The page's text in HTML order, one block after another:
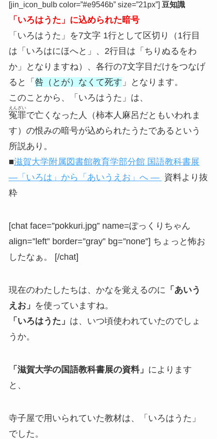
[jin_icon_bulb color=”#e9546b” size=”21px”] 豆知識
「いろはうた」に込められた暗号
「いろはうた」を7文字 1行として区切り（1行目
は「いろはにほへと」、2行目は「ちりぬるをわ
か」となりますね）、各行の7文字目だけをつなげ
ると「 咎（とが）なくて死す 」となります。
このことから、「いろはうた」は、
冤罪
えんざい
で亡くなった人（柿本人麻呂だともいわれま
す）の恨みの暗号が込められたうたであるという
所説あり。
■滋賀大学附属図書館教育学部分館 国語教科書展
―「いろは」から「あいうえお」へ ― 資料より抜
粋
[chat face=”pokkuri.jpg” name=ぽっくりちゃん
align=”left” border=”gray” bg=”none”] ちょっと怖お
したなぁ。 [/chat]
現在のわたしたちは、かなを覚えるのに 「あいう
えお」 を使っていますね。
「いろはうた」 は、いつ頃使われていたのでしょ
うか。
「滋賀大学の国語教科書展の資料」 によります
と、
寺子屋で用いられていた教材は、「いろはうた」
でした。